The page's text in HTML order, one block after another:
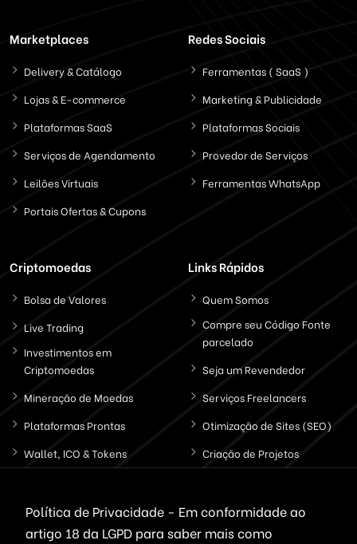
Marketplaces
Delivery & Catálogo
Lojas & E-commerce
Plataformas SaaS
Serviços de Agendamento
Leilões Virtuais
Portais Ofertas & Cupons
Redes Sociais
Ferramentas ( SaaS )
Marketing & Publicidade
Plataformas Sociais
Provedor de Serviços
Ferramentas WhatsApp
Criptomoedas
Bolsa de Valores
Live Trading
Investimentos em
Criptomoedas
Mineração de Moedas
Plataformas Prontas
Wallet, ICO & Tokens
Links Rápidos
Quem Somos
Compre seu Código Fonte
parcelado
Seja um Revendedor
Serviços Freelancers
Otimização de Sites (SEO)
Criação de Projetos
Política de Privacidade - Em conformidade ao
artigo 18 da LGPD para saber mais como